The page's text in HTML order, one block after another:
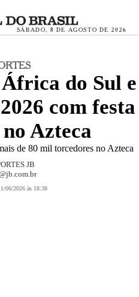
SÁBADO, 8 DE AGOSTO DE 2026
do Sul e
com festa
Azteca
de 80 mil torcedores no Azteca
JB
06/2026 às 18:38